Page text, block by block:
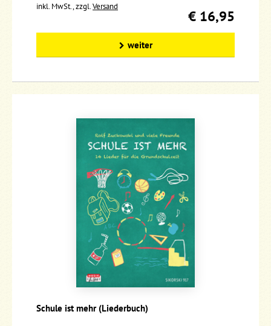
inkl. MwSt., zzgl.Versand
€ 16,95
weiter
Schule ist mehr (Liederbuch)